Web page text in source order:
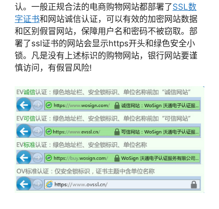
认。一般正规合法的电商购物网站都部署了SSL数
字证书和网站诚信认证，可以有效的加密网站数据
和区别假冒网站，保障用户名和密码不被窃取。部
署了ssl证书的网站会显示https开头和绿色安全小
锁。凡是没有上述标识的购物网站，银行网站要谨
慎访问，有假冒风险!